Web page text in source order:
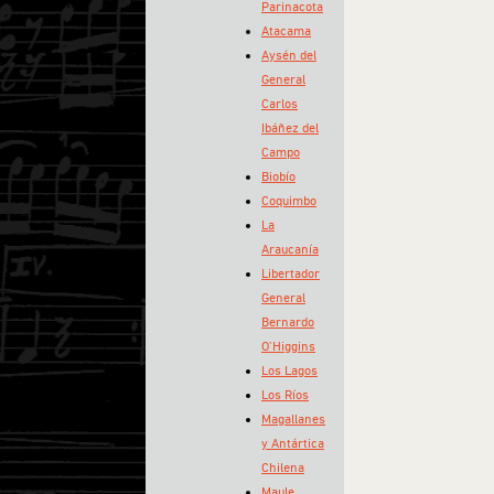
Parinacota
Atacama
Aysén del
General
Carlos
Ibáñez del
Campo
Biobío
Coquimbo
La
Araucanía
Libertador
General
Bernardo
O’Higgins
Los Lagos
Los Ríos
Magallanes
y Antártica
Chilena